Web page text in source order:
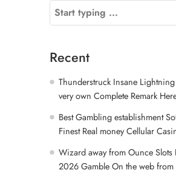
Recent
Thunderstruck Insane
very own Complete Remark
Best Gambling establishment
Finest Real money Cellular
Wizard away from Ounce Slots
2026 Gamble On the web from